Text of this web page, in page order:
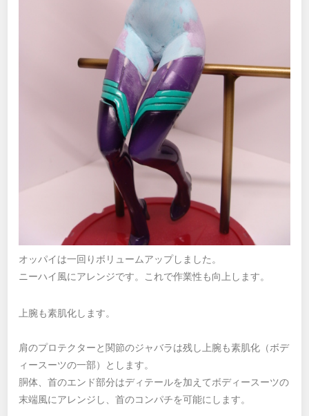
オッパイは一回りボリュームアップしました。
ニーハイ風にアレンジです。これで作業性も向上します。
上腕も素肌化します。
肩のプロテクターと関節のジャバラは残し上腕も素肌化（ボデ
ィースーツの一部）とします。
胴体、首のエンド部分はディテールを加えてボディースーツの
末端風にアレンジし、首のコンパチを可能にします。